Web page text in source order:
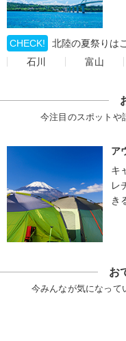
CHECK!
北陸の夏祭りは
石川
富山
今注目のスポットや
ア
キ
レ
き
お
今みんなが気になって